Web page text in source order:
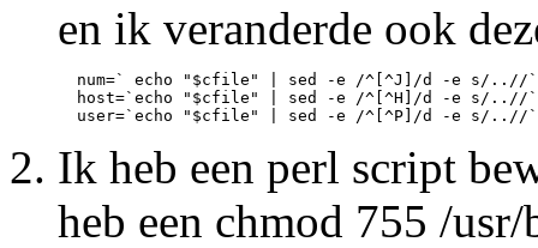
en ik veranderde ook
  num=` echo "$cfile" | sed -e /^[^J]/d -e s/..//`
  host=`echo "$cfile" | sed -e /^[^H]/d -e s/..//`
Ik heb een perl script
heb een chmod 755 /